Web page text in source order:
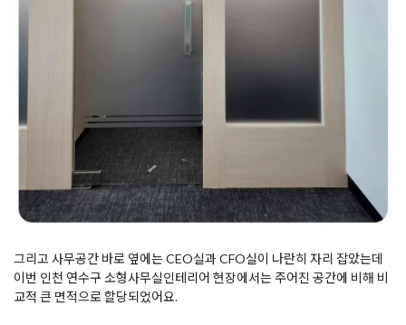
그리고 사무공간 바로 옆에는 CEO실과 CFO실이 나란히 자리 잡았는데
이번 인천 연수구 소형사무실인테리어 현장에서는 주어진 공간에 비해 비
교적 큰 면적으로 할당되었어요.